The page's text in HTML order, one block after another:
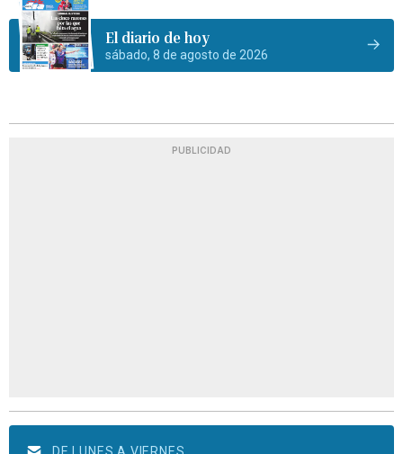
El diario de hoy
sábado, 8 de agosto de 2026
PUBLICIDAD